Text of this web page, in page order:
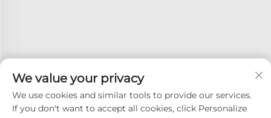
Tilaa
We value your privacy
We use cookies and similar tools to provide our services.
If you don't want to accept all cookies, click Personalize